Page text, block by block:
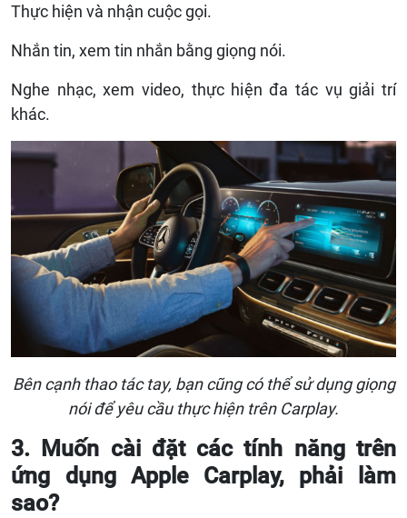
Thực hiện và nhận cuộc gọi.
Nhắn tin, xem tin nhắn bằng giọng nói.
Nghe nhạc, xem video, thực hiện đa tác vụ giải trí
khác.
Bên cạnh thao tác tay, bạn cũng có thể sử dụng giọng
nói để yêu cầu thực hiện trên Carplay.
3. Muốn cài đặt các tính năng trên
ứng dụng Apple Carplay, phải làm
sao?